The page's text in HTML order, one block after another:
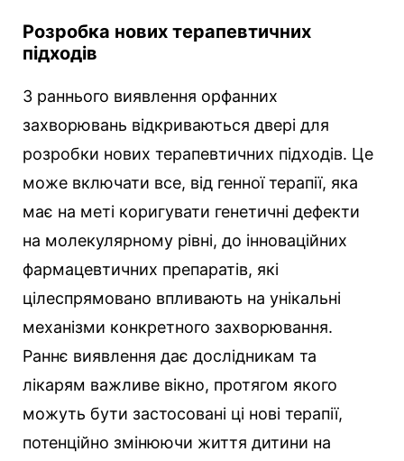
Розробка нових терапевтичних
підходів
З раннього виявлення орфанних
захворювань відкриваються двері для
розробки нових терапевтичних підходів. Це
може включати все, від генної терапії, яка
має на меті коригувати генетичні дефекти
на молекулярному рівні, до інноваційних
фармацевтичних препаратів, які
цілеспрямовано впливають на унікальні
механізми конкретного захворювання.
Раннє виявлення дає дослідникам та
лікарям важливе вікно, протягом якого
можуть бути застосовані ці нові терапії,
потенційно змінюючи життя дитини на